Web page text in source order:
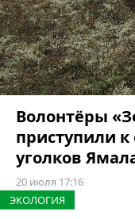
Волонтёры
приступили
уголков
20 июля 17:16
ЭКОЛОГИЯ